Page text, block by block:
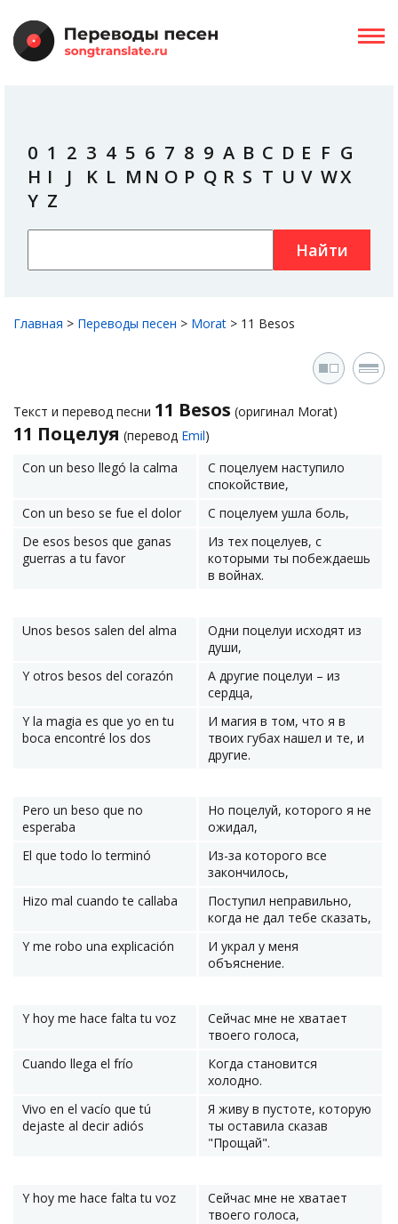
0 1 2 3 4 5 6 7 8 9 A B C D E F G
H I J K L M N O P Q R S T U V WX
Y Z
Найти
Главная > Переводы песен > Morat > 11 Besos
Текст и перевод песни 11 Besos (оригинал Morat)
11 Поцелуя (перевод Emil)
Con un beso llegó la calma
С поцелуем наступило
спокойствие,
Con un beso se fue el dolor
С поцелуем ушла боль,
De esos besos que ganas
guerras a tu favor
Из тех поцелуев, с
которыми ты побеждаешь
в войнах.
Unos besos salen del alma
Одни поцелуи исходят из
души,
Y otros besos del corazón
А другие поцелуи – из
сердца,
Y la magia es que yo en tu
boca encontré los dos
И магия в том, что я в
твоих губах нашел и те, и
другие.
Pero un beso que no
esperaba
Но поцелуй, которого я не
ожидал,
El que todo lo terminó
Из-за которого все
закончилось,
Hizo mal cuando te callaba
Поступил неправильно,
когда не дал тебе сказать,
Y me robo una explicación
И украл у меня
объяснение.
Y hoy me hace falta tu voz
Сейчас мне не хватает
твоего голоса,
Cuando llega el frío
Когда становится
холодно.
Vivo en el vacío que tú
dejaste al decir adiós
Я живу в пустоте, которую
ты оставила сказав
"Прощай".
Y hoy me hace falta tu voz
Сейчас мне не хватает
твоего голоса,